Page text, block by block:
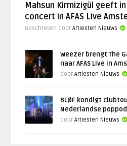
Mahsun Kirmizigül geeft
concert in AFAS Live
Geschreven doorArtiesten Nieuws
Weezer brengt The
naar AFAS Live in
doorArtiesten Nieuws
BLØF kondigt
Nederlandse
doorArtiesten Nieuws